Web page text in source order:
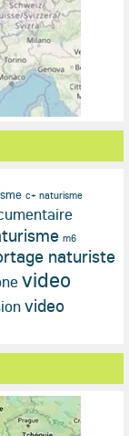
c+ naturisme
m6
naturiste
video
video